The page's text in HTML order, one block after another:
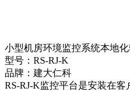
小型机房环境监控系统本地
型号：RS-RJ-K
品牌：建大仁科
RS-RJ-K监控平台是安装在